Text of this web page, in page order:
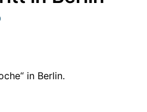
in Berlin.